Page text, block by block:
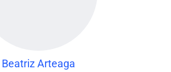
Beatriz Arteaga